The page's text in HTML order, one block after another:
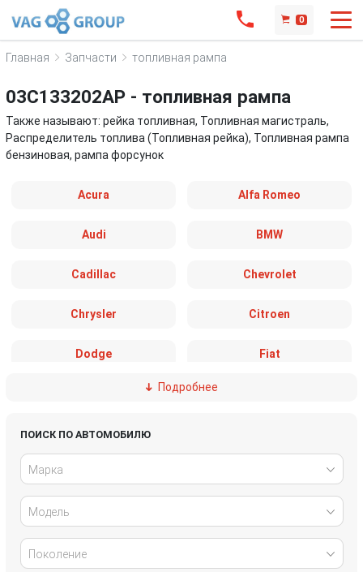
0
Главная Запчасти топливная рампа
03C133202AP - топливная рампа
Также называют: рейка топливная, Топливная магистраль,
Распределитель топлива (Топливная рейка), Топливная рампа
бензиновая, рампа форсунок
Acura Alfa Romeo
Audi BMW
Cadillac Chevrolet
Chrysler Citroen
Dodge Fiat
Honda
Kia
Подробнее
ПОИСК ПО АВТОМОБИЛЮ
Марка
Модель
Поколение